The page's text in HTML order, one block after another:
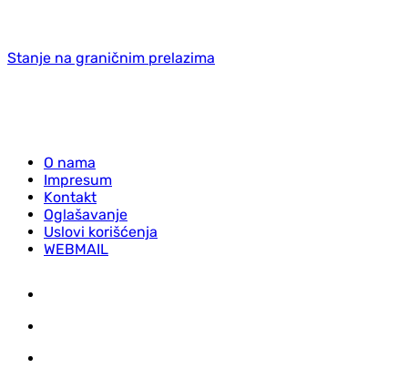
Stanje na graničnim prelazima
O nama
Impresum
Kontakt
Oglašavanje
Uslovi korišćenja
WEBMAIL